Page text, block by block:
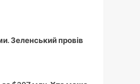
Зеленський провів